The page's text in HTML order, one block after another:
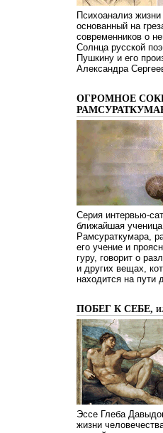
Психоанализ
основанный на
современников о
Солнца русской
Пушкину и его
Александра
ОГРОМНОЕ
Серия интервью-
ближайшая ученица
Рамсураткумара,
его учение и
гуру, говорит о
и других вещах,
находится на пути
ПОБЕГ К СЕБЕ,
Эссе Глеба
жизни